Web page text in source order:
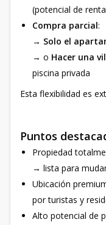
(potencial de
Compra parcial:
→ Solo el
→ o Hacer una
piscina privada
Esta flexibilidad es
Puntos
Propiedad
→ lista para
Ubicación
por turistas y
Alto potencial de